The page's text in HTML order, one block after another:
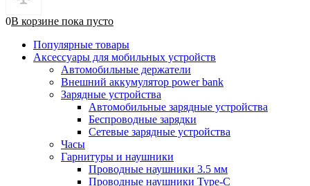
0В корзине пока пусто
Популярные товары
Аксессуары для мобильных устройств
Автомобильные держатели
Внешний аккумулятор power bank
Зарядные устройства
Автомобильные зарядные устройства
Беспроводные зарядки
Сетевые зарядные устройства
Часы
Гарнитуры и наушники
Проводные наушники 3.5 мм
Проводные наушники Type-C